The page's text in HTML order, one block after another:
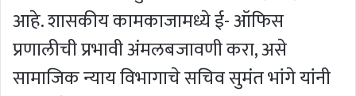
आहे. शासकीय कामकाजामध्ये ई- ऑफिस
प्रणालीची प्रभावी अंमलबजावणी करा, असे
सामाजिक न्याय विभागाचे सचिव सुमंत भांगे यांनी